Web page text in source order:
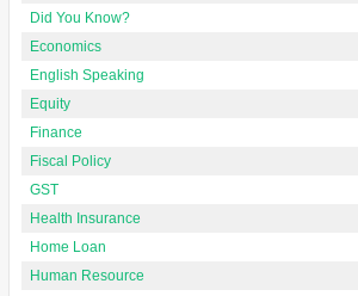
Did You Know?
Economics
English Speaking
Equity
Finance
Fiscal Policy
GST
Health Insurance
Home Loan
Human Resource